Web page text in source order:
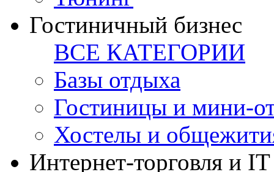
Гостиничный бизнес
ВСЕ КАТЕГОРИИ
Базы отдыха
Гостиницы и мини-
Хостелы и
Интернет-торговля и IT